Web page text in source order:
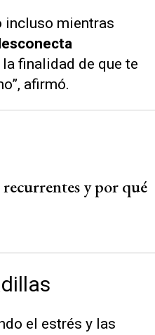
incluso mientras
finalidad de que te
afirmó.
recurrentes y por qué
el estrés y las